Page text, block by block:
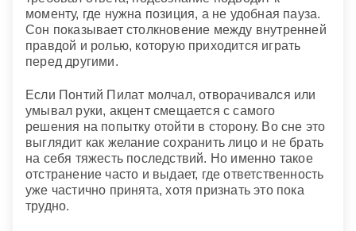
моменту, где нужна позиция, а не удобная пауза.
Сон показывает столкновение между внутренней
правдой и ролью, которую приходится играть
перед другими.
Если Понтий Пилат молчал, отворачивался или
умывал руки, акцент смещается с самого
решения на попытку отойти в сторону. Во сне это
выглядит как желание сохранить лицо и не брать
на себя тяжесть последствий. Но именно такое
отстранение часто и выдает, где ответственность
уже частично принята, хотя признать это пока
трудно.